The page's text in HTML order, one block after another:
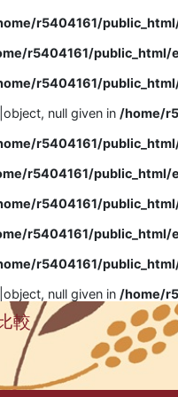
r5404161/
r5404161/public_html/
r5404161/
null given in /home/
r5404161/
r5404161/public_html/
r5404161/
r5404161/public_html/
r5404161/
null given in /home/
較